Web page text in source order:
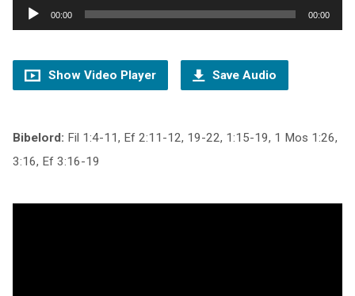
Ljudspelare
00:00 00:00
Show Video Player Save Audio
Bibelord: Fil 1:4-11, Ef 2:11-12, 19-22, 1:15-19, 1 Mos 1:26,
3:16, Ef 3:16-19